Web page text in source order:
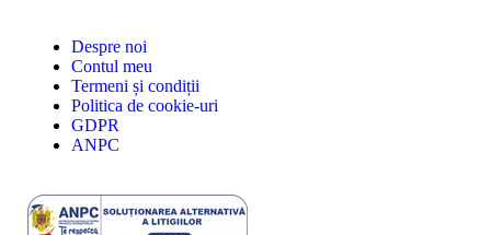
Despre noi
Contul meu
Termeni și condiții
Politica de cookie-uri
GDPR
ANPC